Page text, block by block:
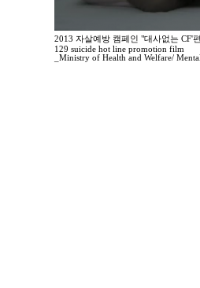
2013 자살예방 캠페인 "대사없는 CF'
129 suicide hot line promotion film
_Ministry of Health and Welfare/